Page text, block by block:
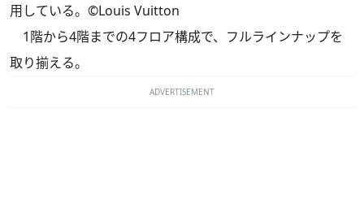
用している。©Louis Vuitton
1階から4階までの4フロア構成で、フルラインナップを
取り揃える。
ADVERTISEMENT